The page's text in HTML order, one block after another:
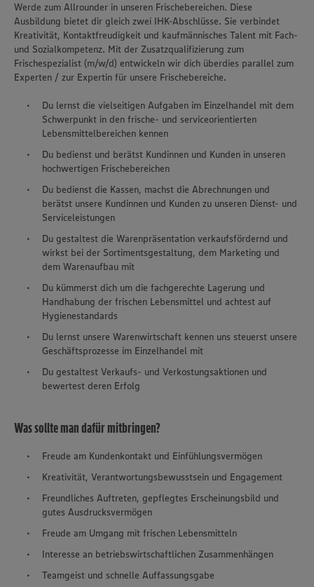
Werde zum Allrounder in unseren Frischebereichen. Diese
Ausbildung bietet dir gleich zwei IHK-Abschlüsse. Sie verbindet
Kreativität, Kontaktfreudigkeit und kaufmännisches Talent mit Fach-
und Sozialkompetenz. Mit der Zusatzqualifizierung zum
Frischespezialist (m/w/d) entwickeln wir dich überdies parallel zum
Experten / zur Expertin für unsere Frischebereiche.
Du lernst die vielseitigen Aufgaben im Einzelhandel mit dem
Schwerpunkt in den frische- und serviceorientierten
Lebensmittelbereichen kennen
Du bedienst und berätst Kundinnen und Kunden in unseren
hochwertigen Frischebereichen
Du bedienst die Kassen, machst die Abrechnungen und
berätst unsere Kundinnen und Kunden zu unseren Dienst- und
Serviceleistungen
Du gestaltest die Warenpräsentation verkaufsfördernd und
wirkst bei der Sortimentsgestaltung, dem Marketing und
dem Warenaufbau mit
Du kümmerst dich um die fachgerechte Lagerung und
Handhabung der frischen Lebensmittel und achtest auf
Hygienestandards
Du lernst unsere Warenwirtschaft kennen uns steuerst unsere
Geschäftsprozesse im Einzelhandel mit
Du gestaltest Verkaufs- und Verkostungsaktionen und
bewertest deren Erfolg
Was sollte man dafür mitbringen?
Freude am Kundenkontakt und Einfühlungsvermögen
Kreativität, Verantwortungsbewusstsein und Engagement
Freundliches Auftreten, gepflegtes Erscheinungsbild und
gutes Ausdrucksvermögen
Freude am Umgang mit frischen Lebensmitteln
Interesse an betriebswirtschaftlichen Zusammenhängen
Teamgeist und schnelle Auffassungsgabe